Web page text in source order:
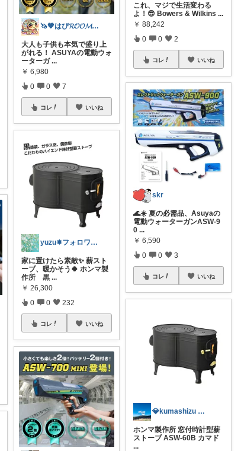
🦄🧡はぴ𝓡𝓞𝓞𝓜 🧡🦄
大人も子供も本気で盛り上
がれる！ ASUYAの電動ウォ
ーターガ ...
￥ 6,980
0 0 7
コレ いいね
yuzu✵フォロワー様より購入します🍒
家に置けたら素敵✨ 薪スト
ーブ、暖かそう🍀 ホンマ製
作所 黒 ...
￥ 26,300
0 0 232
コレ いいね
これ、マジで生活変わる
よ！😎 Bowers & Wilkins ...
￥ 88,242
0 0 2
コレ いいね
skr
🌊☀️ 夏の必需品、Asuyaの
電動ウォーターガンASW-9
0 ...
￥ 6,590
0 0 3
コレ いいね
💎kumashizu キャンプ
ホンマ製作所 窓付時計型薪
ストーブ ASW-60B カマド
...